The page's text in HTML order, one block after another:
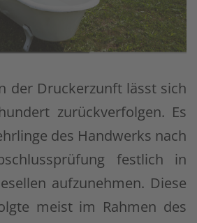
der Druckerzunft lässt sich
zurückverfolgen. Es
des Handwerks nach
festlich in
aufzunehmen. Diese
meist im Rahmen des